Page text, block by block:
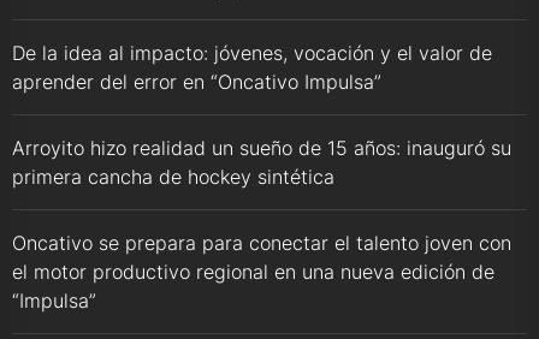
De la idea al impacto: jóvenes, vocación y el valor de
aprender del error en “Oncativo Impulsa”
Arroyito hizo realidad un sueño de 15 años: inauguró su
primera cancha de hockey sintética
Oncativo se prepara para conectar el talento joven con
el motor productivo regional en una nueva edición de
“Impulsa”